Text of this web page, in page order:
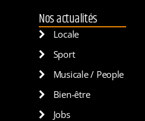
Nos actualités
Locale
Sport
Musicale / People
Bien-être
Jobs